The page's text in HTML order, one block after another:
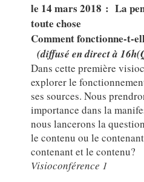
le 14 mars 2018 : La
toute chose
Comment fonctionne-t-
(diffusé en direct à
Dans cette première
explorer le
ses sources. Nous
importance dans la
nous lancerons la
le contenu ou le
contenant et le contenu?
Visioconférence 1